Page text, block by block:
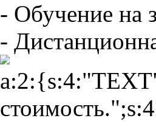
- Обучение на
-